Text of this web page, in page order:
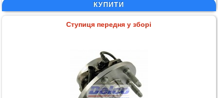
КУПИТИ
Ступиця передня у зборі